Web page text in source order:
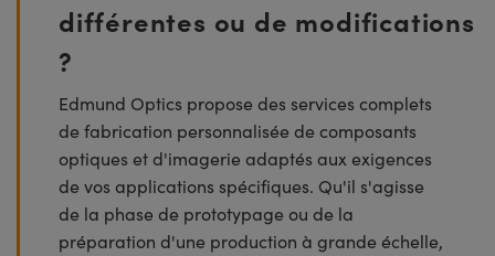
différentes ou de modifications
?
Edmund Optics propose des services complets
de fabrication personnalisée de composants
optiques et d'imagerie adaptés aux exigences
de vos applications spécifiques. Qu'il s'agisse
de la phase de prototypage ou de la
préparation d'une production à grande échelle,